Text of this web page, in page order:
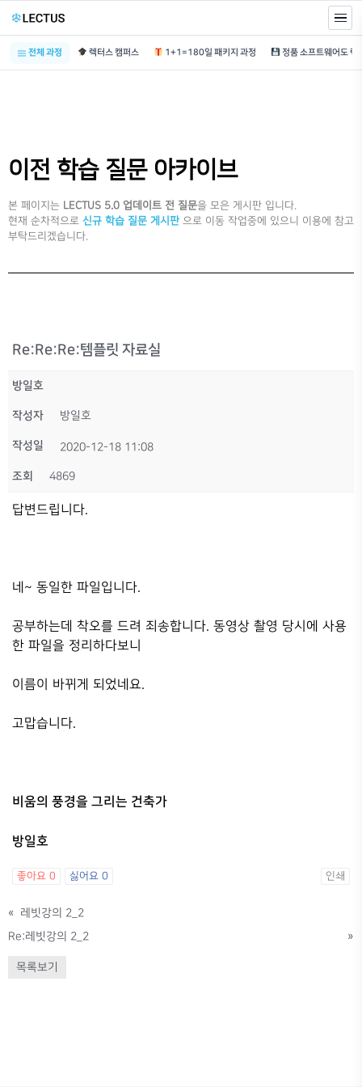
전체 과정 렉터스 캠퍼스 1+1=180일 패키지 과정
이전 학습 질문 아카이브
본 페이지는 LECTUS 5.0 업데이트 전 질문을 모은 게시판 입니다.
현재 순차적으로 신규 학습 질문 게시판 으로 이동 작업중에 있으니 이용에 참고
부탁드리겠습니다.
Re:Re:Re:템플릿 자료실
방일호
작성자 방일호
작성일 2020-12-18 11:08
조회 4869
답변드립니다.
네~ 동일한 파일입니다.
공부하는데 착오를 드려 죄송합니다. 동영상 촬영 당시에 사용
한 파일을 정리하다보니
이름이 바뀌게 되었네요.
고맙습니다.
비움의 풍경을 그리는 건축가
방일호
좋아요 0 싫어요 0 인쇄
« 레빗강의 2_2
Re:레빗강의 2_2
»
목록보기